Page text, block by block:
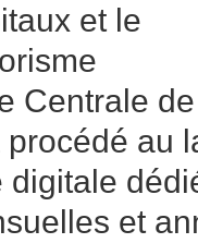
et le
Centrale de
au
digitale
et